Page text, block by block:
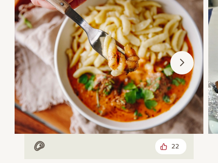
Mit Fleisch 22